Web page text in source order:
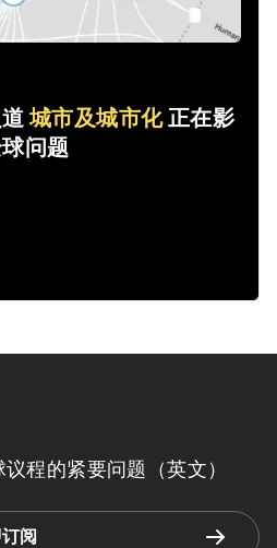
城市及城市化正在影
问题
程的紧要问题（英文）
阅